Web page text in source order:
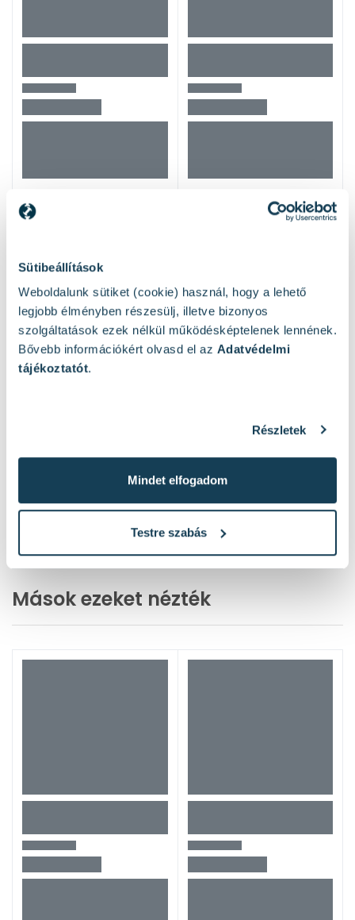
Sütibeállítások
Weboldalunk sütiket (cookie) használ, hogy a lehető
legjobb élményben részesülj, illetve bizonyos
szolgáltatások ezek nélkül működésképtelenek lennének.
Bővebb információkért olvasd el az Adatvédelmi
tájékoztatót.
Részletek
Mindet elfogadom
Testre szabás
Mások ezeket nézték
Mások ezeket nézték